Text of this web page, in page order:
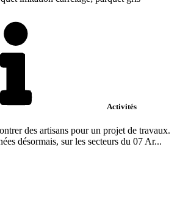
Activités
des artisans pour un projet de travaux.
désormais, sur les secteurs du 07 Ar...